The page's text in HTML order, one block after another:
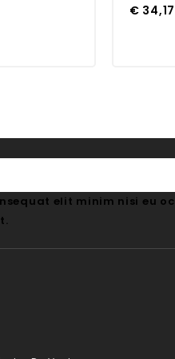
€ 34,17
elit minim nisi eu